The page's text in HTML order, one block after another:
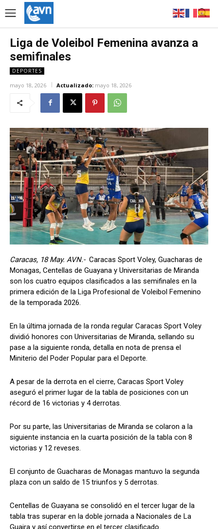
Liga de Voleibol Femenina avanza a
semifinales
DEPORTES
mayo 18, 2026 Actualizado: mayo 18, 2026
Caracas, 18 May. AVN.- Caracas Sport Voley, Guacharas de
Monagas, Centellas de Guayana y Universitarias de Miranda
son los cuatro equipos clasificados a las semifinales en la
primera edición de la Liga Profesional de Voleibol Femenino
de la temporada 2026.
En la última jornada de la ronda regular Caracas Sport Voley
dividió honores con Universitarias de Miranda, sellando su
pase a la siguiente ronda, detalla en nota de prensa el
Miniterio del Poder Popular para el Deporte.
A pesar de la derrota en el cierre, Caracas Sport Voley
aseguró el primer lugar de la tabla de posiciones con un
récord de 16 victorias y 4 derrotas.
Por su parte, las Universitarias de Miranda se colaron a la
siguiente instancia en la cuarta posición de la tabla con 8
victorias y 12 reveses.
El conjunto de Guacharas de Monagas mantuvo la segunda
plaza con un saldo de 15 triunfos y 5 derrotas.
Centellas de Guayana se consolidó en el tercer lugar de la
tabla tras superar en la doble jornada a Nacionales de La